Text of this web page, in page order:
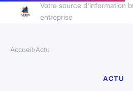
Votre source d'information
entreprise
Accueil›Actu
ACTU